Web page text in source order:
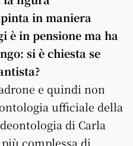
in maniera
è in pensione ma ha
si è chiesta se
e quindi non
ufficiale della
di Carla
complessa di